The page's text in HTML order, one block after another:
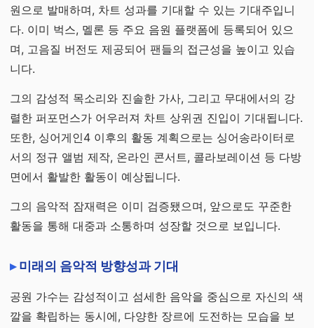
원으로 발매하며, 차트 성과를 기대할 수 있는 기대주입니
다. 이미 벅스, 멜론 등 주요 음원 플랫폼에 등록되어 있으
며, 고음질 버전도 제공되어 팬들의 접근성을 높이고 있습
니다.
그의 감성적 목소리와 진솔한 가사, 그리고 무대에서의 강
렬한 퍼포먼스가 어우러져 차트 상위권 진입이 기대됩니다.
또한, 싱어게인4 이후의 활동 계획으로는 싱어송라이터로
서의 정규 앨범 제작, 온라인 콘서트, 콜라보레이션 등 다방
면에서 활발한 활동이 예상됩니다.
그의 음악적 잠재력은 이미 검증됐으며, 앞으로도 꾸준한
활동을 통해 대중과 소통하며 성장할 것으로 보입니다.
미래의 음악적 방향성과 기대
공원 가수는 감성적이고 섬세한 음악을 중심으로 자신의 색
깔을 확립하는 동시에, 다양한 장르에 도전하는 모습을 보